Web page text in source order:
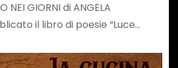
NEI GIORNI di ANGELA
il libro di poesie “Luce…